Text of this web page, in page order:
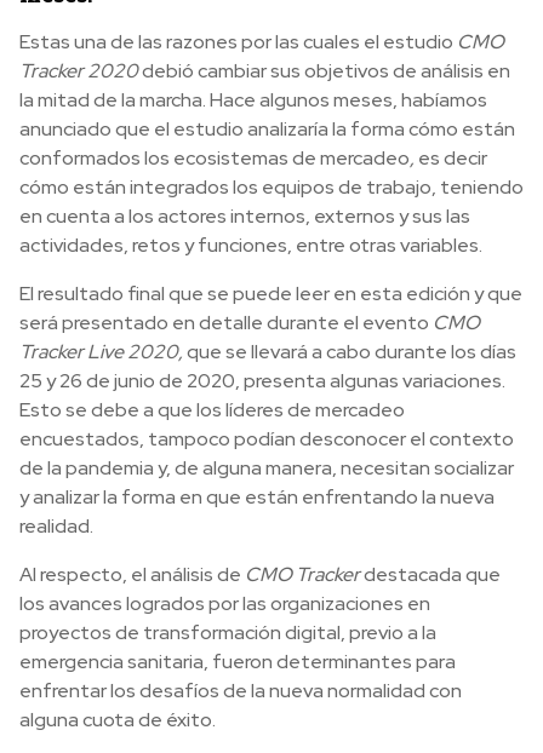
Estas una de las razones por las cuales el estudio CMO
Tracker 2020debió cambiar sus objetivos de análisis en
la mitad de la marcha. Hace algunos meses, habíamos
anunciado que el estudio analizaría la forma cómo están
conformados los ecosistemas de mercadeo, es decir
cómo están integrados los equipos de trabajo, teniendo
en cuenta a los actores internos, externos y sus las
actividades, retos y funciones, entre otras variables.
El resultado final que se puede leer en esta edición y que
será presentado en detalle durante el evento CMO
Tracker Live 2020,que se llevará a cabo durante los días
25 y 26 de junio de 2020, presenta algunas variaciones.
Esto se debe a que los líderes de mercadeo
encuestados, tampoco podían desconocer el contexto
de la pandemia y, de alguna manera, necesitan socializar
y analizar la forma en que están enfrentando la nueva
realidad.
Al respecto, el análisis de CMO Trackerdestacada que
los avances logrados por las organizaciones en
proyectos de transformación digital, previo a la
emergencia sanitaria, fueron determinantes para
enfrentar los desafíos de la nueva normalidad con
alguna cuota de éxito.